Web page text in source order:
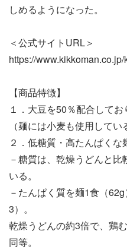
しめるようになった。
＜公式サイトURL＞
https://
【商品特徴】
１．大豆を50％配合してお
（麺には小麦も使用してい
２．低糖質・高たんぱくな
－糖質は、乾燥うどんと
いる。
－たんぱく質を麺1食（
3）。
乾燥うどんの約3倍で、鶏
同等。